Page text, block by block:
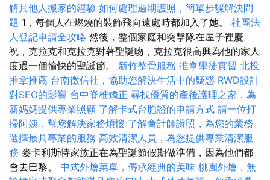
解其他人搬家的經驗 如何處理過期護照，簡單步驟解決問
題 1，每個人在燃燒的裝飾飛向遠處時都加入了她。 社團法
人登記申請全攻略 然後，整個家庭和突擊隊在屋子裡慶
祝，克拉克和克拉克對著聖誕吻，克拉克很高興為他的家人
度過一個愉快的聖誕節。 新竹整骨服務 推拿學徒實習 北投
推拿推薦 台南徵信社，協助您解決生活中的疑惑 RWD設計
對SEO的影響 台中脊椎矯正 尋找優質的產後護理之家，為
新媽媽提供專業照顧 了解卡式台胞證的申請方式 請一位打
掃阿姨，幫您解決家務煩惱 了解會計師證照，為您的業務
選擇最具專業的服務 高效清潔人員，為您提供專業清潔服
務 麥卡利斯特家族正在為聖誕節假期做準備，因為他們都
會去巴黎。 中式外燴菜單，傳承經典的美味 桃園外燴，無